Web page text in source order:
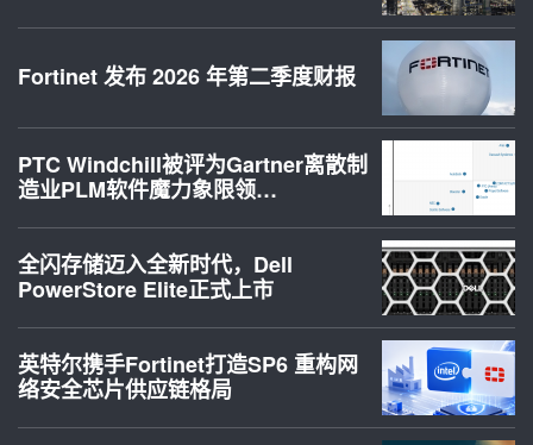
Fortinet 发布 2026 年第二季度财报
PTC Windchill被评为Gartner离散制
造业PLM软件魔力象限领…
全闪存储迈入全新时代，Dell
PowerStore Elite正式上市
英特尔携手Fortinet打造SP6 重构网
络安全芯片供应链格局